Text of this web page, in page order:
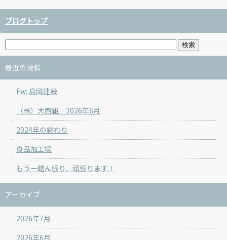
ブログトップ
最近の投稿
Fw: 島岡建設
（株）大西組 2026年6月
2024年の終わり
食品加工場
もう一踏ん張り、頑張ります！
アーカイブ
2026年7月
2026年6月